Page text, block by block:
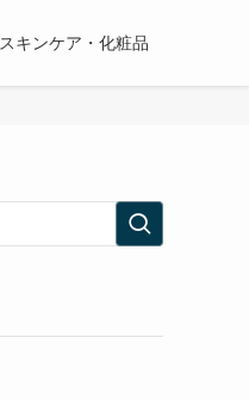
スキンケア・化粧品